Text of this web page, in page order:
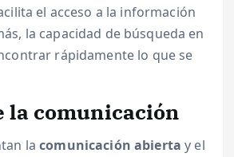
el acceso a la información
la capacidad de búsqueda en
rápidamente lo que se
la comunicación
lacomunicación abierta y el